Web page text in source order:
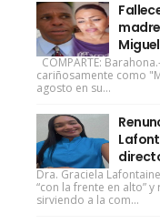
COMPARTE:
cariñosamente como
agosto en su...
Dra. Graciela
“con la frente en alto”
sirviendo a la com...